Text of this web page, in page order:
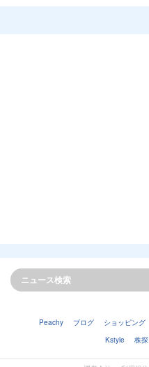
Peachy ブログ ショッピング
Kstyle
株探